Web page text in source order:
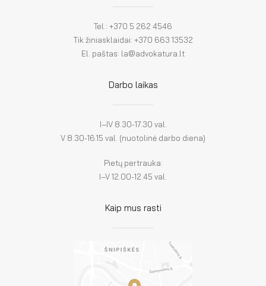
Tel.: +370 5 262 4546
Tik žiniasklaidai: +370 663 13532
El. paštas: la@advokatura.lt
Darbo laikas
I–IV 8.30-17.30 val.
V 8.30-16.15 val. (nuotolinė darbo diena)
Pietų pertrauka:
I–V 12.00-12.45 val.
Kaip mus rasti